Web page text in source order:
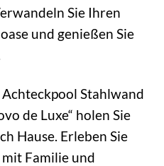
Sie Ihren
und genießen Sie
Stahlwand
de Luxe“ holen Sie
Hause. Erleben Sie
Familie und